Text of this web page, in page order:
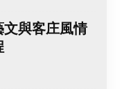
與客庄風情